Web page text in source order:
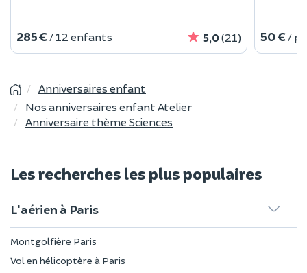
285 € / 12 enfants 5,0(21) 50 € /
Anniversaires enfant
Nos anniversaires enfant Atelier
Anniversaire thème Sciences
Les recherches les plus populaires
L'aérien à Paris
Montgolfière Paris
Vol en hélicoptère à Paris